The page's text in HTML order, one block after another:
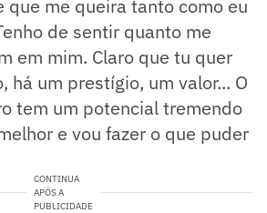
que me queira tanto como eu
de sentir quanto me
em mim. Claro que tu quer
há um prestígio, um valor... O
tem um potencial tremendo
e vou fazer o que puder
CONTINUA
APÓS A
PUBLICIDADE